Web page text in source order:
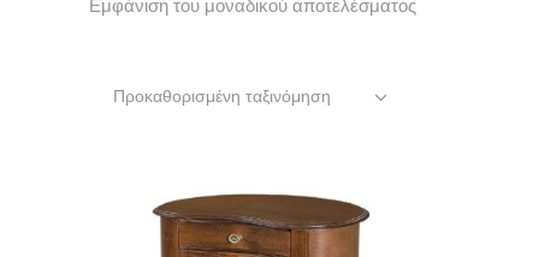
Εμφάνιση του μοναδικού αποτελέσματος
Προκαθορισμένη ταξινόμηση